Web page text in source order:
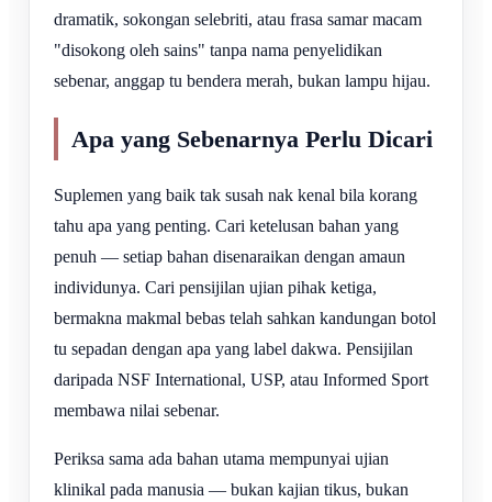
dramatik, sokongan selebriti, atau frasa samar macam
"disokong oleh sains" tanpa nama penyelidikan
sebenar, anggap tu bendera merah, bukan lampu hijau.
Apa yang Sebenarnya Perlu Dicari
Suplemen yang baik tak susah nak kenal bila korang
tahu apa yang penting. Cari ketelusan bahan yang
penuh — setiap bahan disenaraikan dengan amaun
individunya. Cari pensijilan ujian pihak ketiga,
bermakna makmal bebas telah sahkan kandungan botol
tu sepadan dengan apa yang label dakwa. Pensijilan
daripada NSF International, USP, atau Informed Sport
membawa nilai sebenar.
Periksa sama ada bahan utama mempunyai ujian
klinikal pada manusia — bukan kajian tikus, bukan